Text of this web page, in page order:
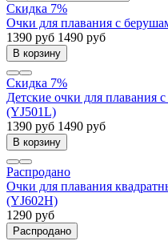
Скидка 7%
Очки для плавания с
1390 руб 1490 руб
В корзину
Скидка 7%
Детские очки для плавания
(YJ501L)
1390 руб 1490 руб
В корзину
Распродано
Очки для плавания
(YJ602H)
1290 руб
Распродано